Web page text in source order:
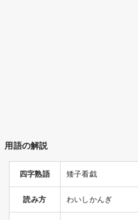
用語の解説
四字熟語 矮子看戯
読み方 わいしかんぎ